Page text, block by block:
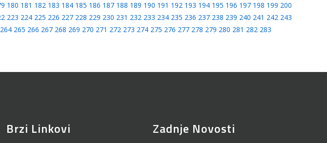
180 181 182 183 184 185 186 187 188 189 190 191 192 193 194 195 196 197 198 199 200
223 224 225 226 227 228 229 230 231 232 233 234 235 236 237 238 239 240 241 242 243
264 265 266 267 268 269 270 271 272 273 274 275 276 277 278 279 280 281 282 283
Brzi Linkovi Zadnje Novosti